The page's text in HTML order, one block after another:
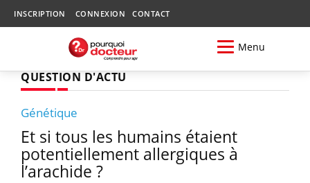
INSCRIPTION CONNEXION CONTACT
Menu
QUESTION D'ACTU
Génétique
Et si tous les humains étaient
potentiellement allergiques à
l’arachide ?